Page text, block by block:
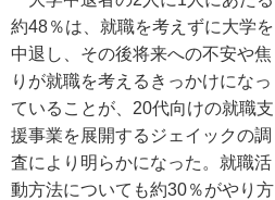
約48％は、就職を考えずに大学を
中退し、その後将来への不安や焦
りが就職を考えるきっかけになっ
ていることが、20代向けの就職支
援事業を展開するジェイックの調
査により明らかになった。就職活
動方法についても約30％がやり方